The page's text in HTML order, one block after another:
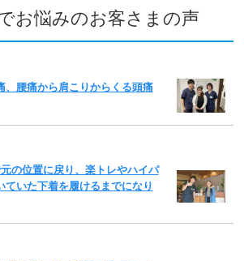
お悩みのお客さまの声
、腰痛から肩こりからくる頭痛
の位置に戻り、楽トレやハイパ
ていた下着を履けるまでになり